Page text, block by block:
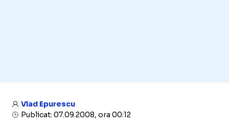
Vlad Epurescu
Publicat: 07.09.2008, ora 00:12